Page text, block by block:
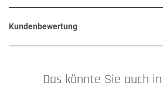
Kundenbewertung
Das könnte Sie auch